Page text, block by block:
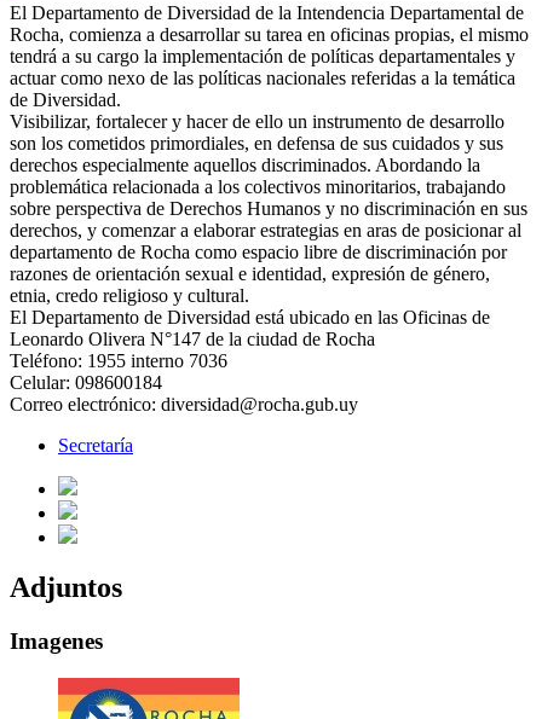
El Departamento de Diversidad de la Intendencia Departamental de
Rocha, comienza a desarrollar su tarea en oficinas propias, el mismo
tendrá a su cargo la implementación de políticas departamentales y
actuar como nexo de las políticas nacionales referidas a la temática
de Diversidad.
Visibilizar, fortalecer y hacer de ello un instrumento de desarrollo
son los cometidos primordiales, en defensa de sus cuidados y sus
derechos especialmente aquellos discriminados. Abordando la
problemática relacionada a los colectivos minoritarios, trabajando
sobre perspectiva de Derechos Humanos y no discriminación en sus
derechos, y comenzar a elaborar estrategias en aras de posicionar al
departamento de Rocha como espacio libre de discriminación por
razones de orientación sexual e identidad, expresión de género,
etnia, credo religioso y cultural.
El Departamento de Diversidad está ubicado en las Oficinas de
Leonardo Olivera N°147 de la ciudad de Rocha
Teléfono: 1955 interno 7036
Celular: 098600184
Correo electrónico: diversidad@rocha.gub.uy
Secretaría
Adjuntos
Imagenes